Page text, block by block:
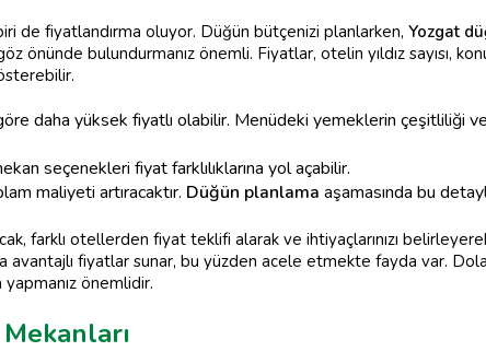
de fiyatlandırma oluyor. Düğün bütçenizi planlarken, Yozgat
önünde bulundurmanız önemli. Fiyatlar, otelin yıldız sayısı,
daha yüksek fiyatlı olabilir. Menüdeki yemeklerin çeşitliliği
seçenekleri fiyat farklılıklarına yol açabilir.
maliyeti artıracaktır. Düğün planlama aşamasında bu
farklı otellerden fiyat teklifi alarak ve ihtiyaçlarınızı
fiyatlar sunar, bu yüzden acele etmekte fayda var.
önemlidir.